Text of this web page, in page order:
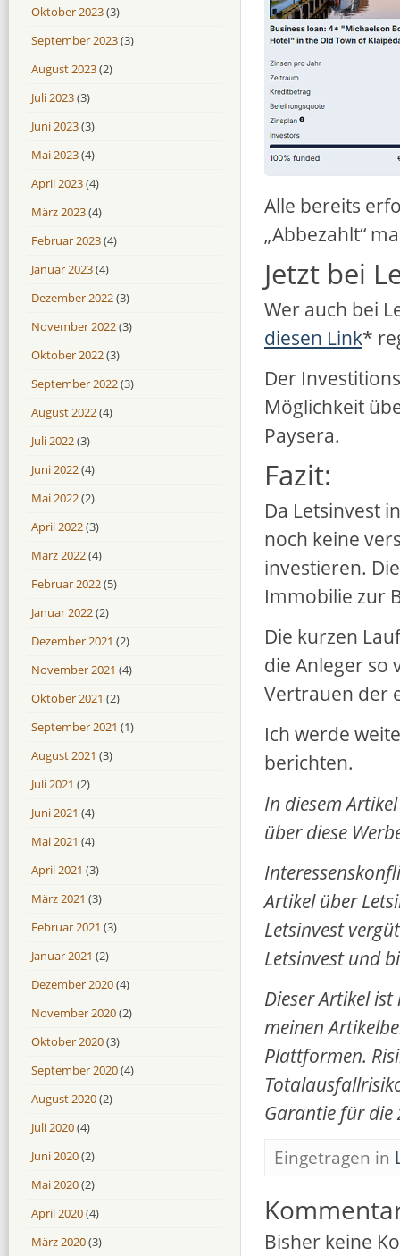
Alle bereits
„Abbezahlt“
Jetzt bei
Wer auch bei
diesen Link*
Der
Möglichkeit
Paysera.
Fazit:
Da Letsinvest
noch keine
investieren.
Immobilie zur
Die kurzen
die Anleger so
Vertrauen der
Ich werde
berichten.
In diesem
über diese
Artikel über
Letsinvest
Letsinvest und
Dieser Artikel
meinen
Plattformen.
Garantie für die
Eingetragen in
Bisher keine
Oktober 2023(3)
September 2023(3)
August 2023(2)
Juli 2023(3)
Juni 2023(3)
Mai 2023(4)
April 2023(4)
März 2023(4)
Februar 2023(4)
Januar 2023(4)
Dezember 2022(3)
November 2022(3)
Oktober 2022(3)
September 2022(3)
August 2022(4)
Juli 2022(3)
Juni 2022(4)
Mai 2022(2)
April 2022(3)
März 2022(4)
Februar 2022(5)
Januar 2022(2)
Dezember 2021 (2)
November 2021 (4)
Oktober 2021 (2)
September 2021 (1)
August 2021 (3)
Juli 2021 (2)
Juni 2021 (4)
Mai 2021 (4)
April 2021 (3)
März 2021 (3)
Februar 2021 (3)
Januar 2021 (2)
Dezember 2020(4)
November 2020(2)
Oktober 2020(3)
September 2020(4)
August 2020(2)
Juli 2020(4)
Juni 2020(2)
Mai 2020(2)
April 2020(4)
März 2020(3)